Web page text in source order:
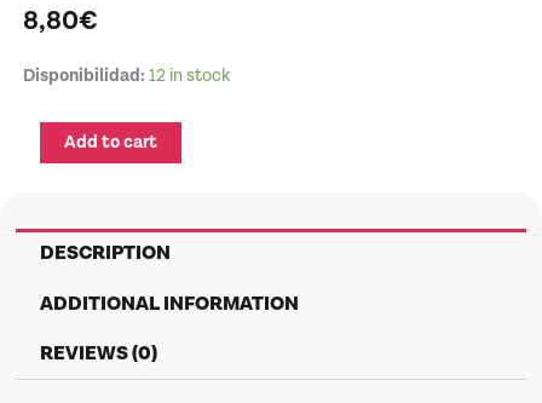
8,80€
Disponibilidad: 12 in stock
GALAXY
LILA
CON
quantity
Add to cart
DESCRIPTION
ADDITIONAL INFORMATION
REVIEWS (0)